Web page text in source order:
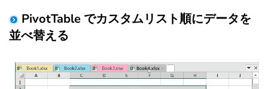
PivotTable でカスタムリスト順にデータを
並べ替える